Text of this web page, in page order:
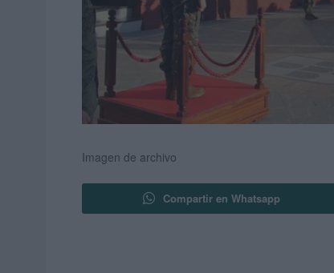
Imagen de archivo
Compartir en Whatsapp